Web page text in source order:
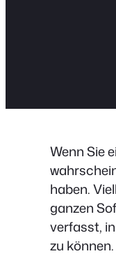
Wenn Sie
haben.
ganzen
verfasst,
zu können.